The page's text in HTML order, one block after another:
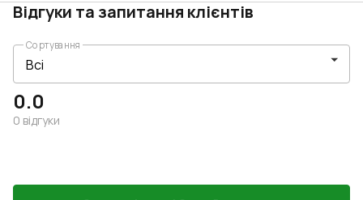
Відгуки та запитання клієнтів
0.0
0 відгуки
Сортування